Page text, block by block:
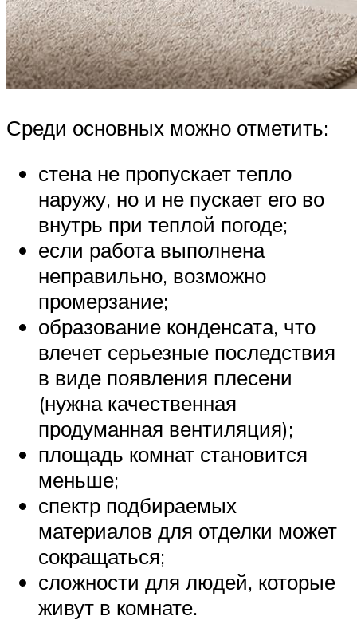
Среди основных можно отметить:
стена не пропускает тепло
наружу, но и не пускает его во
внутрь при теплой погоде;
если работа выполнена
неправильно, возможно
промерзание;
образование конденсата, что
влечет серьезные последствия
в виде появления плесени
(нужна качественная
продуманная вентиляция);
площадь комнат становится
меньше;
спектр подбираемых
материалов для отделки может
сокращаться;
сложности для людей, которые
живут в комнате.